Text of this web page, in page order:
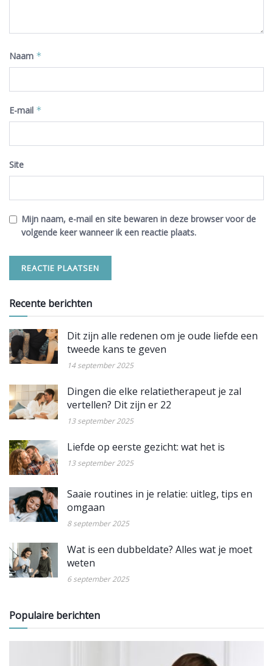
Naam *
E-mail *
Site
Mijn naam, e-mail en site bewaren in deze browser voor de
volgende keer wanneer ik een reactie plaats.
Recente berichten
Dit zijn alle redenen om je oude liefde een
tweede kans te geven
14 september 2025
Dingen die elke relatietherapeut je zal
vertellen? Dit zijn er 22
13 september 2025
Liefde op eerste gezicht: wat het is
13 september 2025
Saaie routines in je relatie: uitleg, tips en
omgaan
8 september 2025
Wat is een dubbeldate? Alles wat je moet
weten
6 september 2025
Populaire berichten